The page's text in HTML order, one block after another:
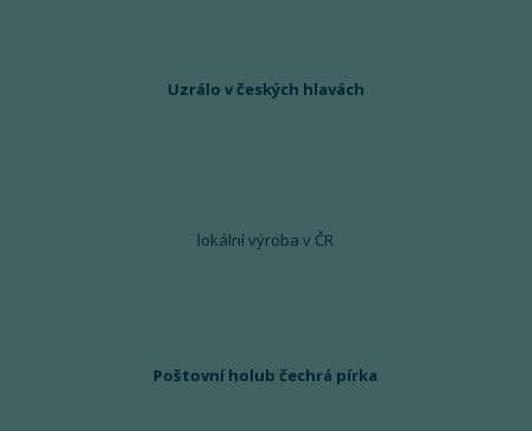
Uzrálo v českých hlavách
lokální výroba v ČR
Poštovní holub čechrá pírka